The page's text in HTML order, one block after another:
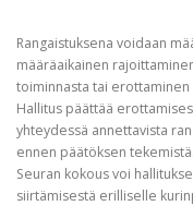
Rangaistuksena voidaan
määräaikainen
toiminnasta tai erottaminen
Hallitus päättää
yhteydessä annettavista
ennen päätöksen tekemistä.
Seuran kokous voi
siirtämisestä erilliselle